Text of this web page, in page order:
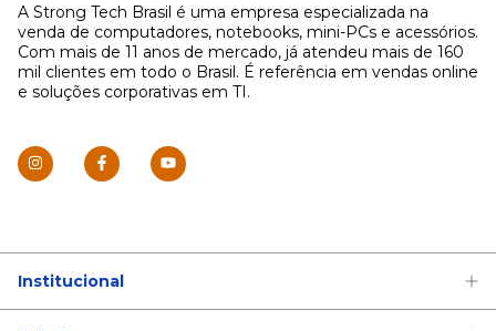
A Strong Tech Brasil é uma empresa especializada na
venda de computadores, notebooks, mini-PCs e acessórios.
Com mais de 11 anos de mercado, já atendeu mais de 160
mil clientes em todo o Brasil. É referência em vendas online
e soluções corporativas em TI.
Institucional